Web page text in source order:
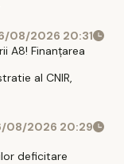
08/2026 20:31
A8! Finanțarea
al CNIR,
08/2026 20:29
deficitare